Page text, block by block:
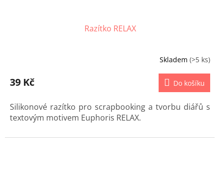
Razítko RELAX
Skladem (>5 ks)
39 Kč Do košíku
Silikonové razítko pro scrapbooking a tvorbu diářů s
textovým motivem Euphoris RELAX.